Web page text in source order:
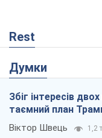
Rest
Думки
Збіг інтересів
таємний план
Віктор Швець 1,2